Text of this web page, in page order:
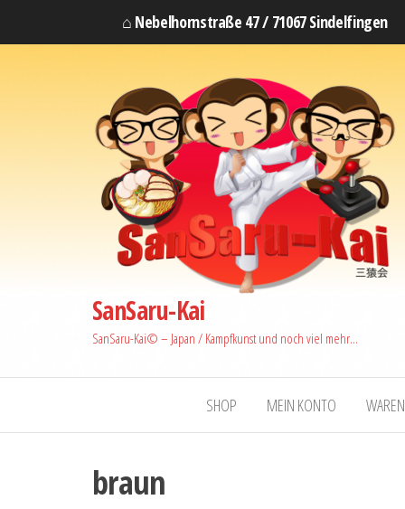
⌂ Nebelhornstraße 47 / 71067 Sindelfingen
SanSaru-Kai
SanSaru-Kai© – Japan / Kampfkunst und noch viel mehr…
SHOP MEIN KONTO
braun